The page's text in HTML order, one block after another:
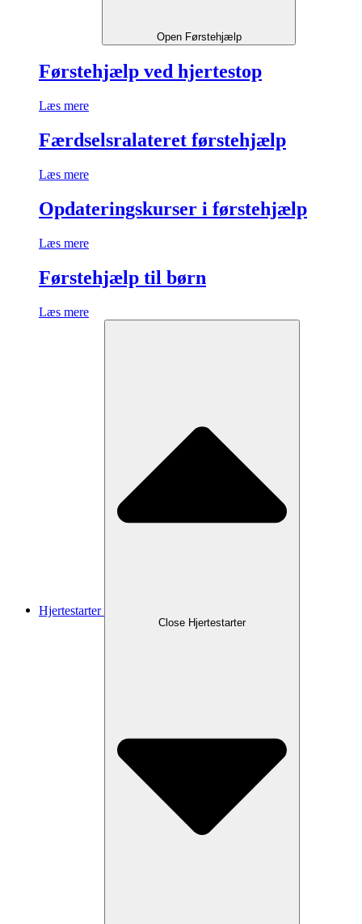
Open Førstehjælp
Førstehjælp ved hjertestop
Læs mere
Færdselsralateret førstehjælp
Læs mere
Opdateringskurser i førstehjælp
Læs mere
Førstehjælp til børn
Læs mere
Hjertestarter
Close Hjertestarter